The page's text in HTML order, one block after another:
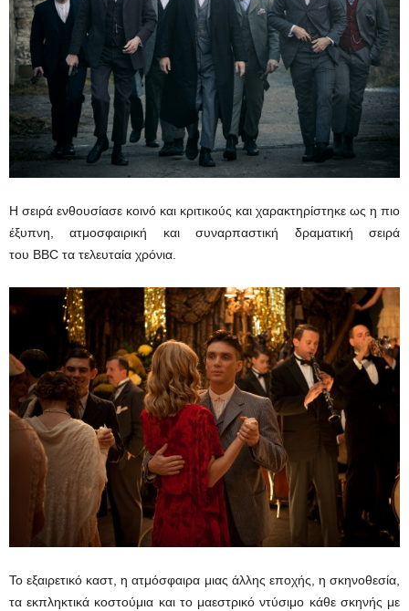
Η σειρά ενθουσίασε κοινό και κριτικούς και χαρακτηρίστηκε ως η πιο
έξυπνη, ατμοσφαιρική και συναρπαστική δραματική σειρά
του BBC τα τελευταία χρόνια.
Το εξαιρετικό καστ, η ατμόσφαιρα μιας άλλης εποχής, η σκηνοθεσία,
τα εκπληκτικά κοστούμια και το μαεστρικό ντύσιμο κάθε σκηνής με